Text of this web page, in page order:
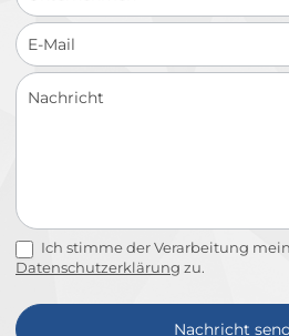
Ich stimme der Verarbeitung
Datenschutzerklärung zu.
Nachricht